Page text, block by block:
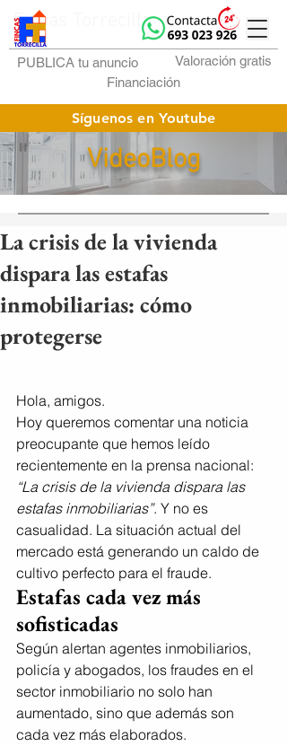
Fincas Torrecilla
PUBLICA tu anuncio
Valoración gratis
Financiación
Síguenos en Youtube
VideoBlog
La crisis de la vivienda
dispara las estafas
inmobiliarias: cómo
protegerse
Hola, amigos.
Hoy queremos comentar una noticia
preocupante que hemos leído
recientemente en la prensa nacional:
“La crisis de la vivienda dispara las
estafas inmobiliarias”. Y no es
casualidad. La situación actual del
mercado está generando un caldo de
cultivo perfecto para el fraude.
Estafas cada vez más
sofisticadas
Según alertan agentes inmobiliarios,
policía y abogados, los fraudes en el
sector inmobiliario no solo han
aumentado, sino que además son
cada vez más elaborados.